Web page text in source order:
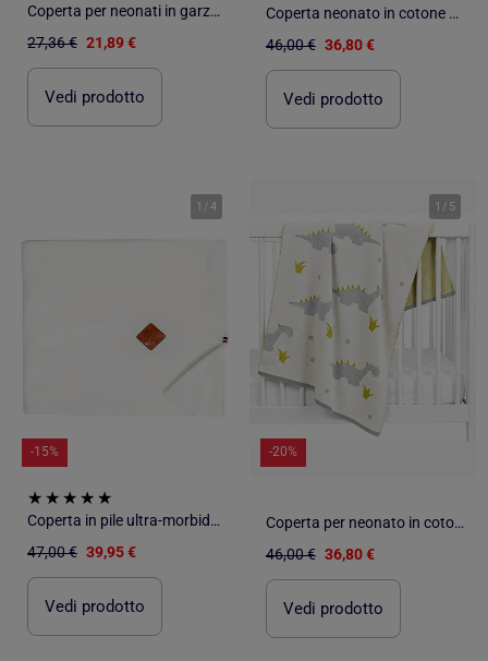
Coperta per neonati in garza di cotone e - SAUTHON
27,36 € 21,89 €
Vedi prodotto
Coperta neonato in cotone biologico certificato gots | SEVIRA KIDS
46,00 € 36,80 €
Vedi prodotto
1 /4
-15%
Coperta in pile ultra-morbido 100% cotone | SEVIRA KIDS
47,00 € 39,95 €
Vedi prodotto
1 / 5
-20%
Coperta per neonato in cotone biologico gots | SEVIRA KIDS
46,00 € 36,80 €
Vedi prodotto